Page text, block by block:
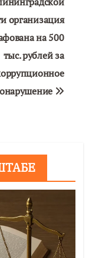
организация
на 500
тыс. рублей за